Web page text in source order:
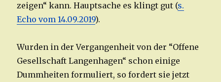
zeigen“ kann. Hauptsache es klingt gut (s.
Echo vom 14.09.2019).
Wurden in der Vergangenheit von der “Offene
Gesellschaft Langenhagen“ schon einige
Dummheiten formuliert, so fordert sie jetzt